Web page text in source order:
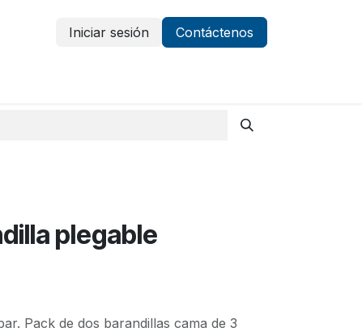
Iniciar sesión Contáctenos
plegable
Pack de dos barandillas cama de 3